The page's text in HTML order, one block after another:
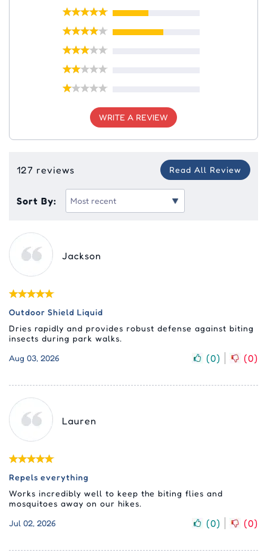
WRITE A REVIEW
127 reviews Read All Review
Sort By:
Jackson
Outdoor Shield Liquid
Dries rapidly and provides robust defense against biting
insects during park walks.
Aug 03, 2026
(0) (0)
Lauren
Repels everything
Works incredibly well to keep the biting flies and
mosquitoes away on our hikes.
Jul 02, 2026
(0) (0)